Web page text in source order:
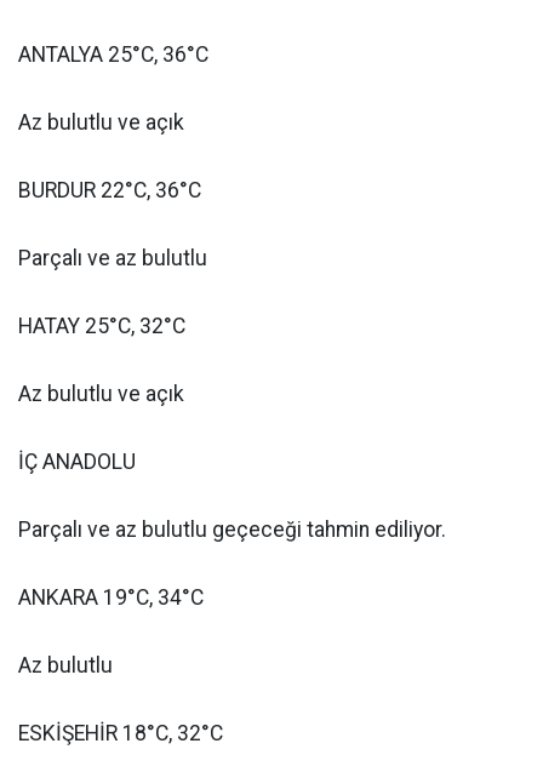
ANTALYA 25°C, 36°C
Az bulutlu ve açık
BURDUR 22°C, 36°C
Parçalı ve az bulutlu
HATAY 25°C, 32°C
Az bulutlu ve açık
İÇ ANADOLU
Parçalı ve az bulutlu geçeceği tahmin ediliyor.
ANKARA 19°C, 34°C
Az bulutlu
ESKİŞEHİR 18°C, 32°C